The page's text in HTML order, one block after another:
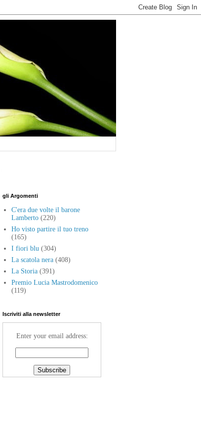
gli Argomenti
C'era due volte il barone
Lamberto (220)
Ho visto partire il tuo treno
(165)
I fiori blu (304)
La scatola nera (408)
La Storia (391)
Premio Lucia Mastrodomenico
(119)
Iscriviti alla newsletter
Enter your email address: